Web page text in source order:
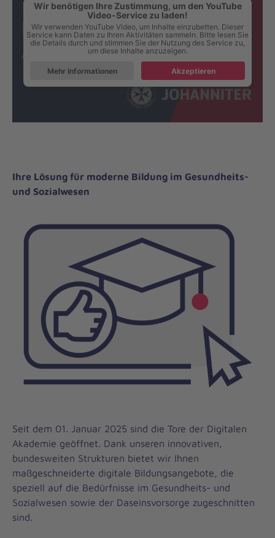
Wir benötigen Ihre Zustimmung, um den YouTube
Video-Service zu laden!
Wir verwenden YouTube Video, um Inhalte einzubetten. Dieser
Service kann Daten zu Ihren Aktivitäten sammeln. Bitte lesen Sie
die Details durch und stimmen Sie der Nutzung des Service zu,
um diese Inhalte anzuzeigen.
Mehr Informationen Akzeptieren
Ihre Lösung für moderne Bildung im Gesundheits-
und Sozialwesen
Seit dem 01. Januar 2025 sind die Tore der Digitalen
Akademie geöffnet. Dank unseren innovativen,
bundesweiten Strukturen bietet wir Ihnen
maßgeschneiderte digitale Bildungsangebote, die
speziell auf die Bedürfnisse im Gesundheits- und
Sozialwesen sowie der Daseinsvorsorge zugeschnitten
sind.